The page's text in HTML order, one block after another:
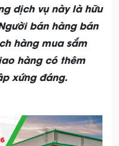
dịch vụ này là hữu
bán hàng bán
hàng mua sắm
hàng có thêm
xứng đáng.